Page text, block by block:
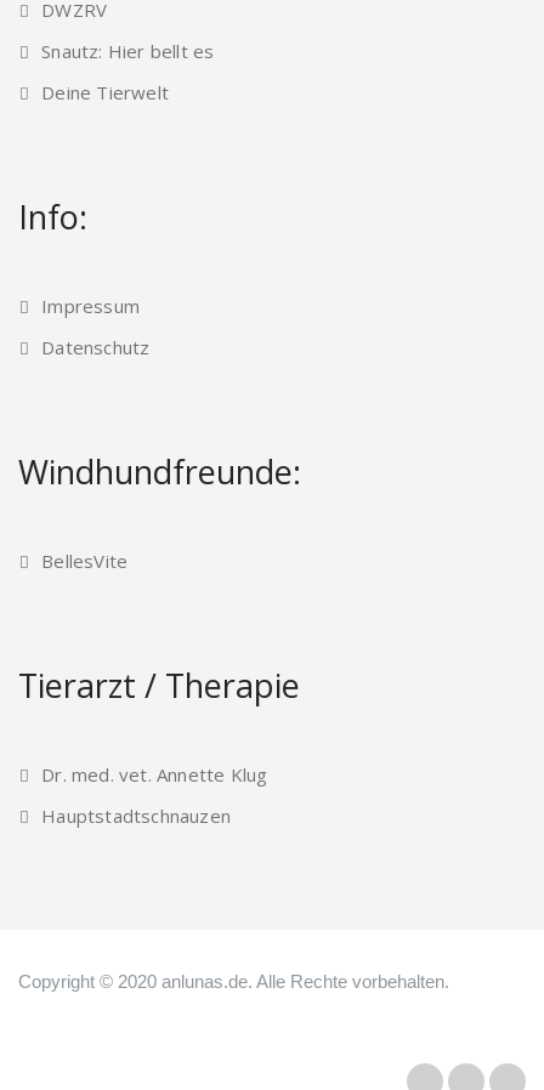
DWZRV
Snautz: Hier bellt es
Deine Tierwelt
Info:
Impressum
Datenschutz
Windhundfreunde:
BellesVite
Tierarzt / Therapie
Dr. med. vet. Annette Klug
Hauptstadtschnauzen
Copyright © 2020 anlunas.de. Alle Rechte vorbehalten.